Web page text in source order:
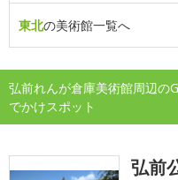
東北の美術館一覧へ
弘前れんが倉庫美術館周辺の
でかけスポット
弘前